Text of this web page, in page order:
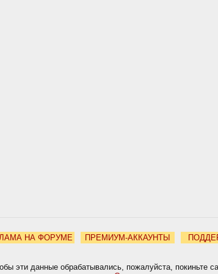
НА ФОРУМЕ ПРЕМИУМ-АККАУНТЫ
эти данные обрабатывались, пожалуйста, покиньте